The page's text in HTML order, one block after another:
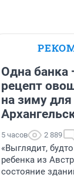
Одна банка
рецепт
на зиму
5 часов 2 889
«Выглядит,
ребенка из
состояние